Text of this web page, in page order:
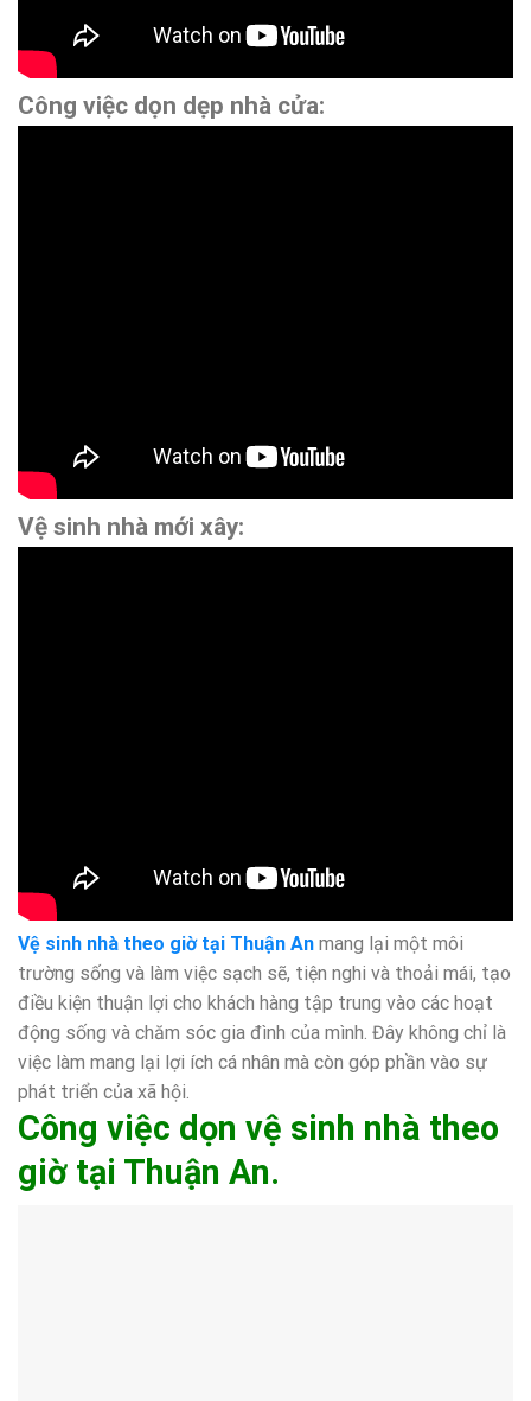
Công việc dọn dẹp nhà cửa:
Vệ sinh nhà mới xây:
Vệ sinh nhà theo giờ tại Thuận An mang lại một môi
trường sống và làm việc sạch sẽ, tiện nghi và thoải mái, tạo
điều kiện thuận lợi cho khách hàng tập trung vào các hoạt
động sống và chăm sóc gia đình của mình. Đây không chỉ là
việc làm mang lại lợi ích cá nhân mà còn góp phần vào sự
phát triển của xã hội.
Công việc dọn vệ sinh nhà theo
giờ tại Thuận An.